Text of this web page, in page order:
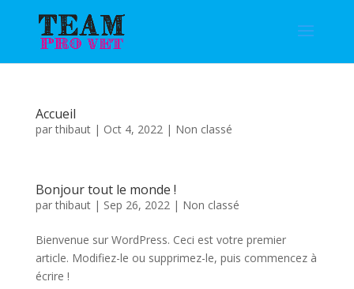
Accueil
parthibaut| Oct 4, 2022| Non classé
Bonjour tout le monde !
parthibaut| Sep 26, 2022| Non classé
Bienvenue sur WordPress. Ceci est votre premier
article. Modifiez-le ou supprimez-le, puis commencez à
écrire !